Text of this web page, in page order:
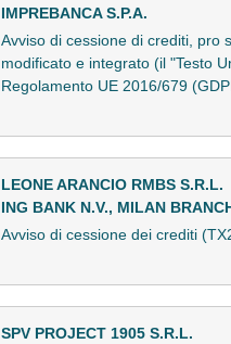
IMPREBANCA S.P.A.
Avviso di cessione di crediti, pro
modificato e integrato (il "Testo
Regolamento UE 2016/679
LEONE ARANCIO RMBS S.R.L.
ING BANK N.V., MILAN
Avviso di cessione dei crediti
SPV PROJECT 1905 S.R.L.